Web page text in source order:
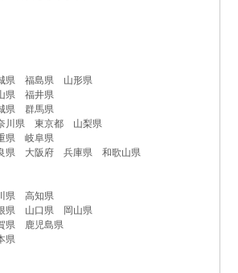
県 福島県 山形県
県 福井県
県 群馬県
川県 東京都 山梨県
県 岐阜県
県 大阪府 兵庫県 和歌山県
県 高知県
県 山口県 岡山県
県 鹿児島県
県